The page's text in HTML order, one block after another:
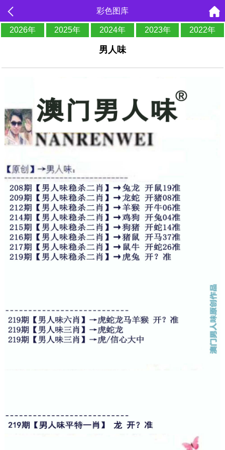
彩色图库
2026年 2025年 2024年 2023年 2022年
男人味